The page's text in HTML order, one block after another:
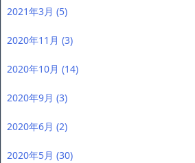
2021年3月 (5)
2020年11月 (3)
2020年10月 (14)
2020年9月 (3)
2020年6月 (2)
2020年5月 (30)